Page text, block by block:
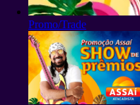
Promo/Trade